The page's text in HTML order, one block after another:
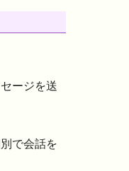
ージを送
で会話を